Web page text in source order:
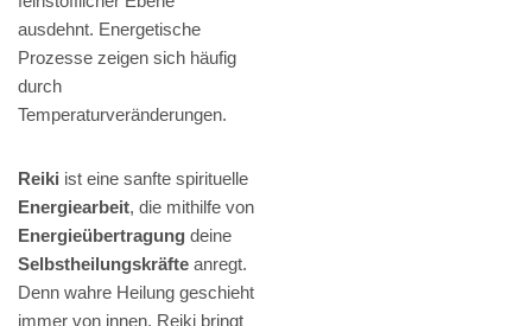
ausdehnt. Energetische
Prozesse zeigen sich häufig
durch
Temperaturveränderungen.
Reiki ist eine sanfte spirituelle
Energiearbeit, die mithilfe von
Energieübertragung deine
Selbstheilungskräfte anregt.
Denn wahre Heilung geschieht
immer von innen. Reiki bringt